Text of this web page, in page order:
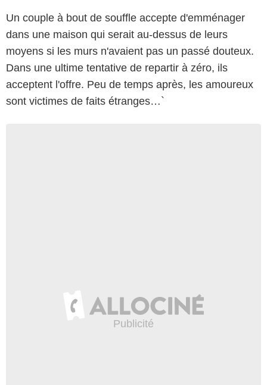
Un couple à bout de souffle accepte d'emménager
dans une maison qui serait au-dessus de leurs
moyens si les murs n'avaient pas un passé douteux.
Dans une ultime tentative de repartir à zéro, ils
acceptent l'offre. Peu de temps après, les amoureux
sont victimes de faits étranges…`